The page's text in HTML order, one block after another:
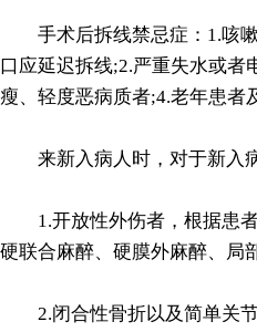
手术后拆线禁忌症：1.咳嗽
口应延迟拆线;2.严重失水或者
瘦、轻度恶病质者;4.老年患者
来新入病人时，对于新入病
1.开放性外伤者，根据患者
硬联合麻醉、硬膜外麻醉、局
2.闭合性骨折以及简单关节